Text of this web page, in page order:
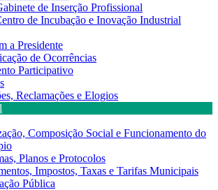
de Inserção Profissional
de Incubação e Inovação Industrial
a Presidente
de Ocorrências
Participativo
Reclamações e Elogios
Composição Social e Funcionamento do
Planos e Protocolos
Impostos, Taxas e Tarifas Municipais
Pública